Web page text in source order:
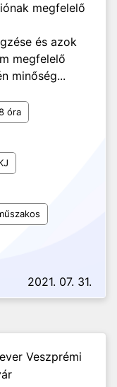
megfelelő
és azok
megfelelő
minőség...
óra
2021. 07. 31.
Veszprémi